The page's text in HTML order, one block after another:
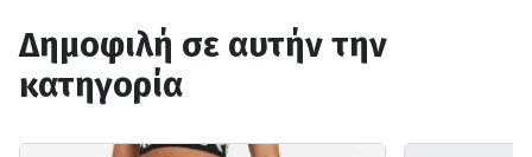
Δημοφιλή σε αυτήν την
κατηγορία